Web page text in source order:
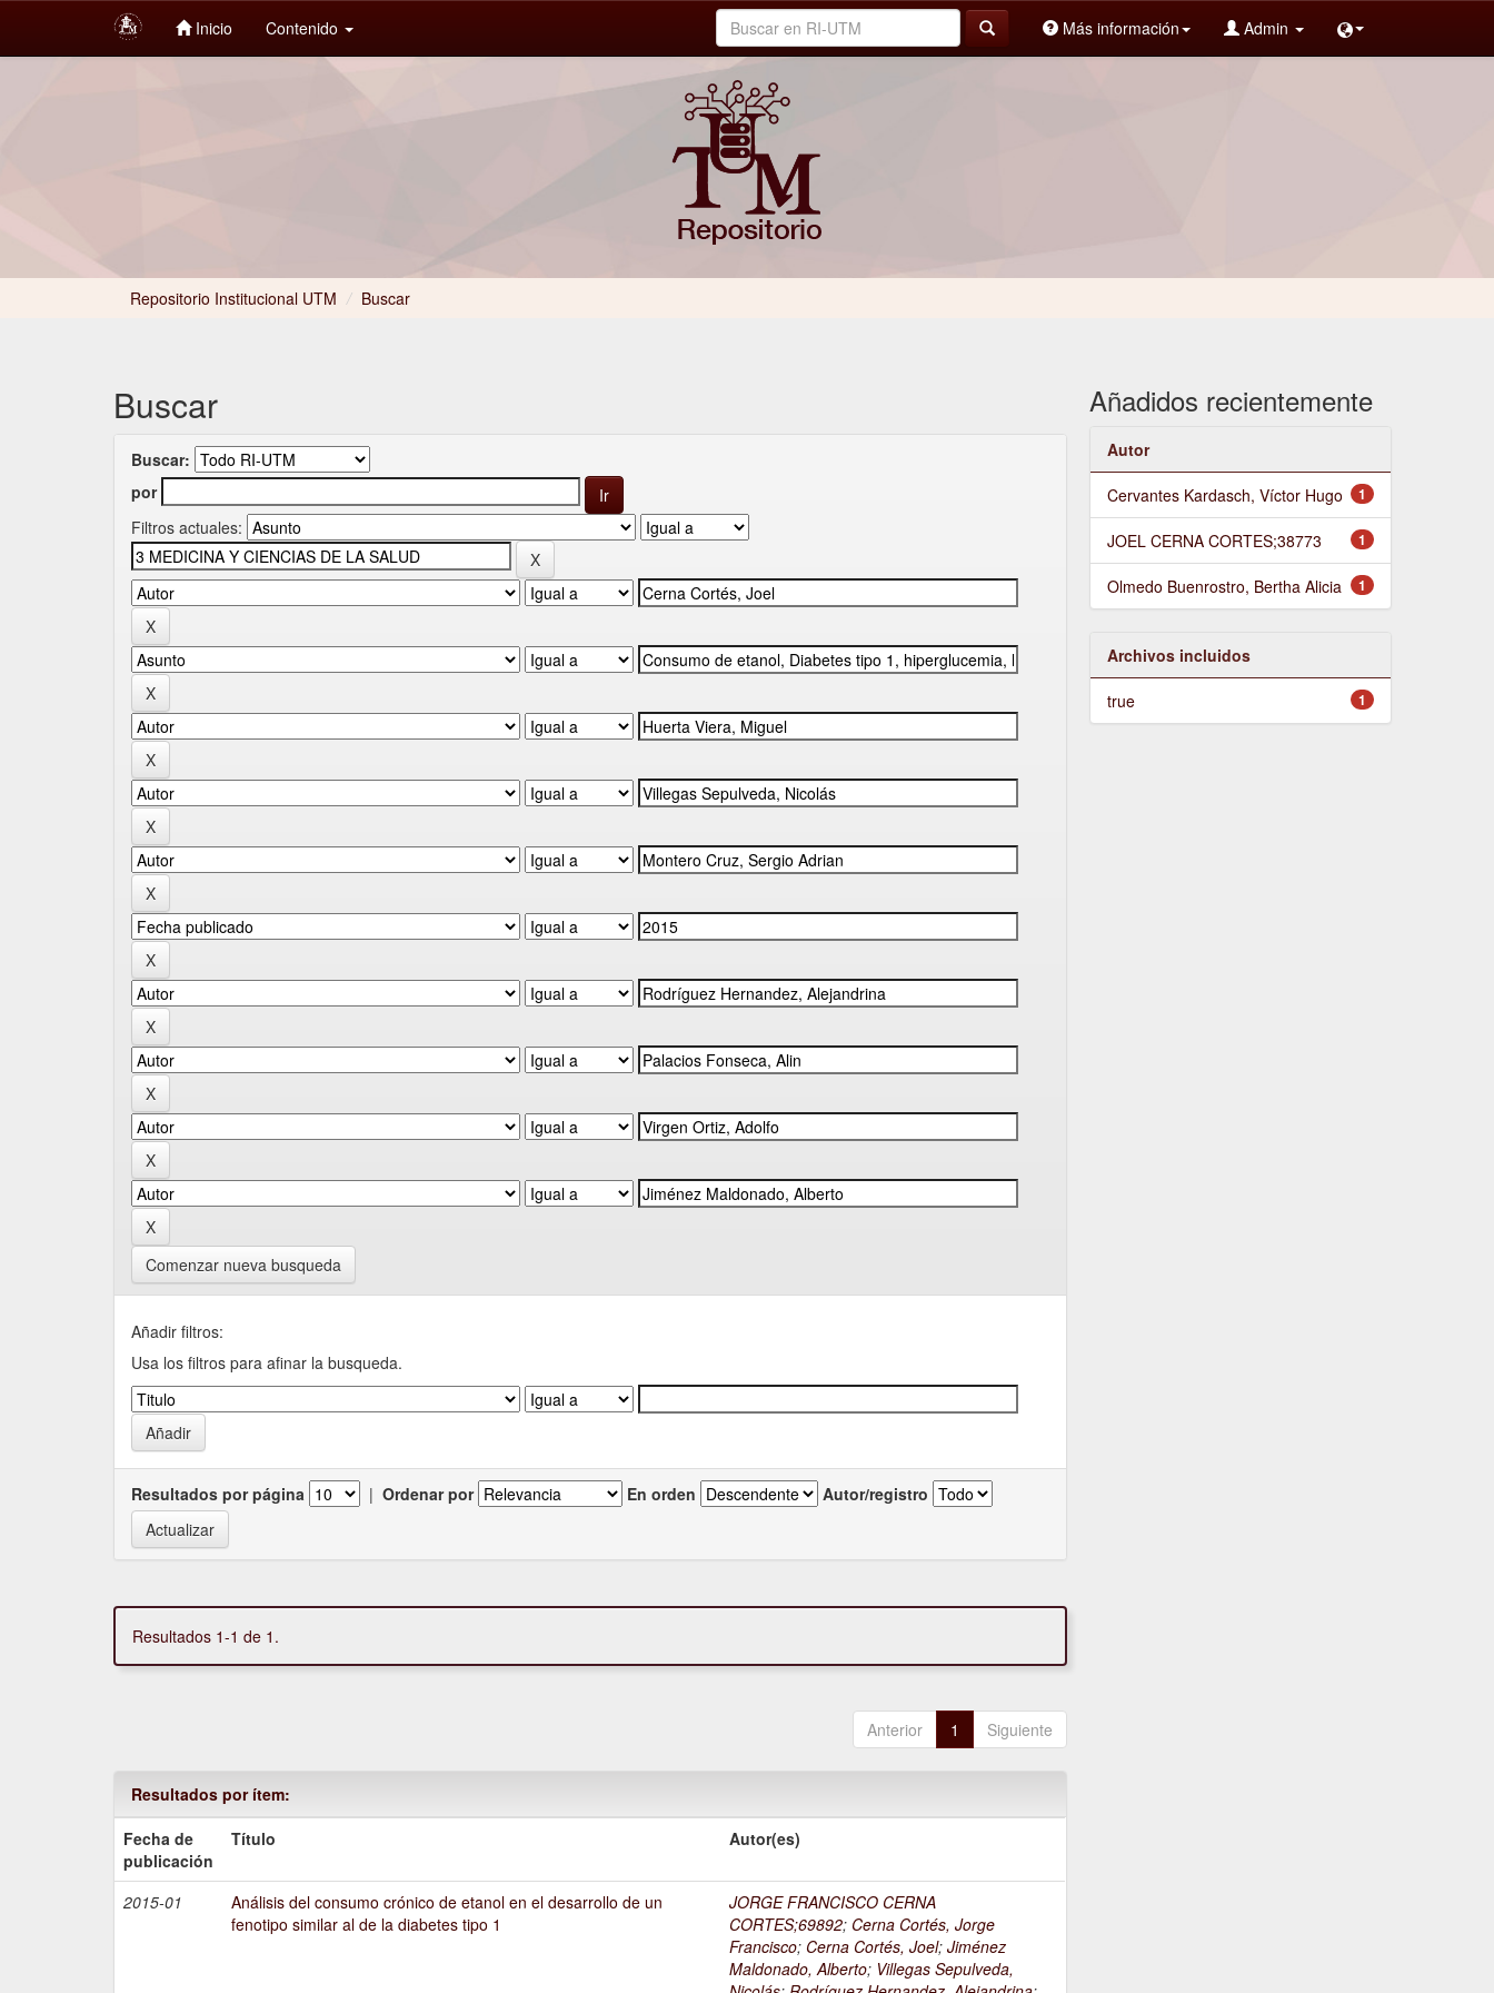
Inicio Contenido Más información Admin
Repositorio Institucional UTM / Buscar
Buscar
Buscar:
por
Filtros actuales:
Comenzar nueva busqueda
Añadir filtros:
Usa los filtros para afinar la busqueda.
Resultados por página | Ordenar por En orden Autor/registro
Resultados 1-1 de 1.
Anterior 1 Siguiente
Resultados por ítem:
Fecha de
publicación
Título Autor(es)
2015-01
Análisis del consumo crónico de etanol en el desarrollo de un
fenotipo similar al de la diabetes tipo 1
JORGE FRANCISCO CERNA
CORTES;69892; Cerna Cortés, Jorge
Francisco; Cerna Cortés, Joel;Jiménez
Maldonado, Alberto; Villegas Sepulveda,
Añadidos recientemente
Autor
1
Cervantes Kardasch, Víctor Hugo
1
JOEL CERNA CORTES;38773
1
Olmedo Buenrostro, Bertha Alicia
Archivos incluidos
1
true